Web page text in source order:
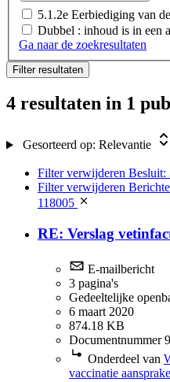
5.1.2e Eerbiediging van
Dubbel : inhoud is in een
Ga naar de zoekresultaten
Filter resultaten
4 resultaten in 1
Gesorteerd op: Relevantie
Filter verwijderen Besluit:
Filter verwijderen
118005
RE: Verslag
E-mailbericht
3 pagina's
Gedeeltelijke
6 maart 2020
874.18 KB
Documentnummer
Onderdeel van
vaccinatie